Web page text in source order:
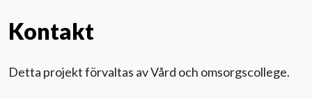
Kontakt
Detta projekt förvaltas av Vård och omsorgscollege.